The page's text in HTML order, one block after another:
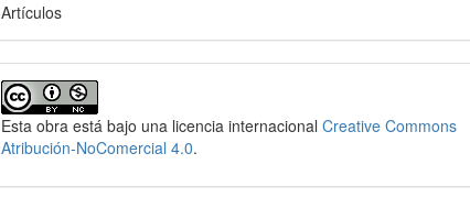
Artículos
Esta obra está bajo una licencia internacionalCreative Commons
Atribución-NoComercial 4.0.